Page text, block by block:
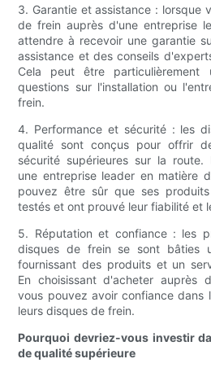
3. Garantie et assistance : lorsque
de frein auprès d'une entreprise
attendre à recevoir une garantie
assistance et des conseils
Cela peut être
questions sur l'installation ou
frein.
4. Performance et sécurité : les
qualité sont conçus pour offrir
sécurité supérieures sur la route.
une entreprise leader en matière
pouvez être sûr que ses
testés et ont prouvé leur fiabilité et
5. Réputation et confiance : les
disques de frein se sont bâties
fournissant des produits et un
En choisissant d'acheter auprès
vous pouvez avoir confiance
leurs disques de frein.
Pourquoi devriez-vous investir
de qualité supérieure